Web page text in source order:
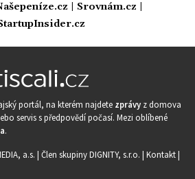
Srovnám.cz
portál, na kterém najdete zprávy z domova
servis s předpovědí počasí. Mezi oblíbené
.
a.s. | Člen skupiny DIGNITY, s.r.o. | Kontakt|